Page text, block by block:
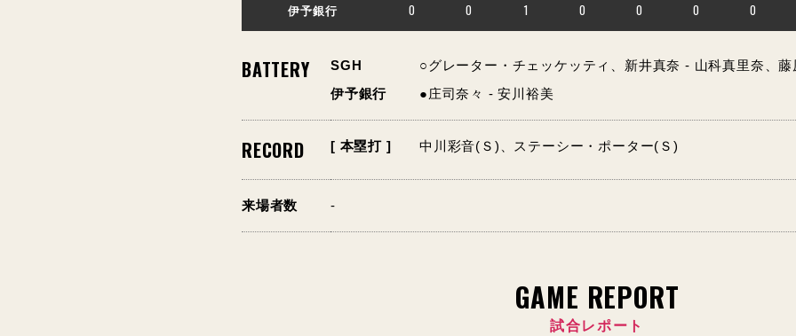
伊予銀行 0 0 1 0 0 0 0
BATTERY SGH
○グレーター・チェッケッティ、新井真奈 - 山科真里奈、藤
伊予銀行
●庄司奈々 - 安川裕美
RECORD [ 本塁打 ] 中川彩音(Ｓ)、ステーシー・ポーター(Ｓ)
来場者数 -
GAME REPORT
試合レポート